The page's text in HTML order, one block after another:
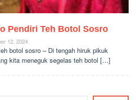
Pendiri Teh Botol Sosro
12, 2024
botol sosro – Di tengah hiruk pikuk
kita meneguk segelas teh botol […]